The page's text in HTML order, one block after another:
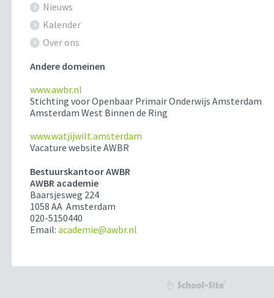
Nieuws
Kalender
Over ons
Andere domeinen
www.awbr.nl
Stichting voor Openbaar Primair Onderwijs Amsterdam
Amsterdam West Binnen de Ring
www.watjijwilt.amsterdam
Vacature website AWBR
Bestuurskantoor AWBR
AWBR academie
Baarsjesweg 224
1058 AA Amsterdam
020-5150440
Email:academie@awbr.nl